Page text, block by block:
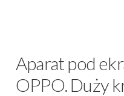
Aparat pod
OPPO. Duży